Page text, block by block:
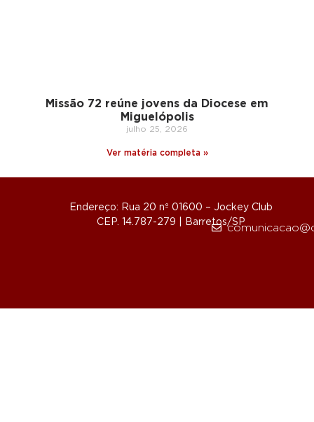
Missão 72 reúne jovens da Diocese em
Miguelópolis
julho 25, 2026
Ver matéria completa »
Endereço: Rua 20 nº 01600 – Jockey Club
CEP. 14.787-279 | Barretos/SP